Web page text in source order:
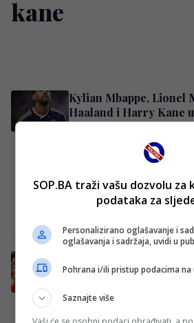
kane
Kylian Mbappe, Lionel
Haaland i Harry Kane
za zlatnu kopačku
Borba za Zlatnu
prvenstvu 2026. godine
završnicu i smatra se
najneizvjesnijih u…
trona?
Kapiten Edin Džeko i
saigrač iz VfL
SOP.BA traži vašu dozvolu
podataka za
Personalizirano oglašavanje i
oglašavanja i sadržaja, uvidi u
Pohrana i/ili pristup podacima na
Saznajte više